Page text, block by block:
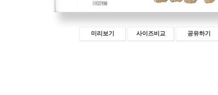
미리보기 사이즈비교 공유하기